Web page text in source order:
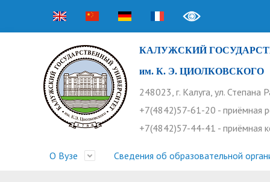
КАЛУЖСКИЙ
им. К. Э. ЦИОЛКОВСКОГО
248023, г. Калуга, ул. Степана
+7(4842)57-61-20 - приёмная
+7(4842)57-44-41 - приёмная
О Вузе Сведения об образовательной